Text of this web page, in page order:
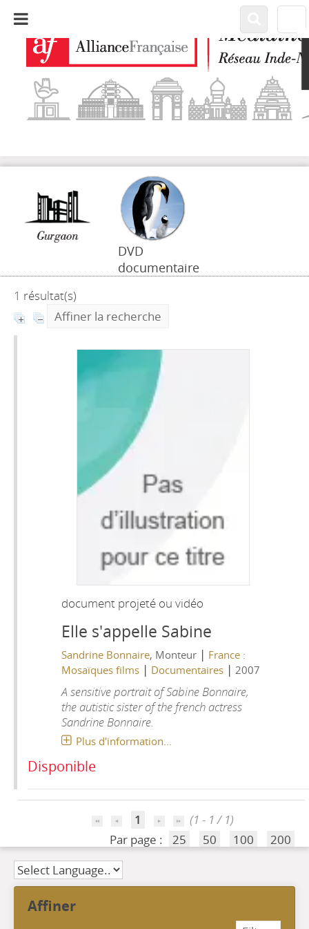
DVD
documentaire
1 résultat(s)
Affiner la recherche
document projeté ou vidéo
Elle s'appelle Sabine
Sandrine Bonnaire, Monteur | France :
Mosaïques films | Documentaires |2007
A sensitive portrait of Sabine Bonnaire,
the autistic sister of the french actress
Sandrine Bonnaire.
Plus d'information...
Disponible
1
(1 - 1 / 1)
Par page :
25 50 100 200
affiner